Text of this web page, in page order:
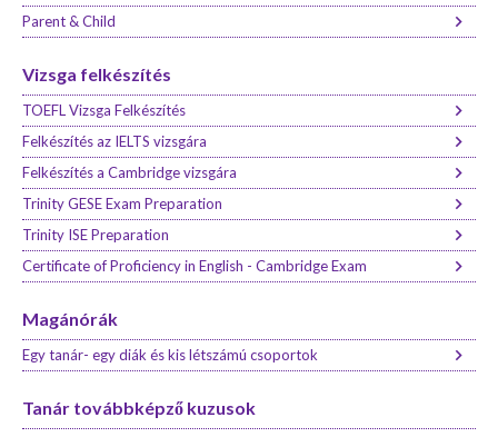
Parent & Child
Vizsga felkészítés
TOEFL Vizsga Felkészítés
Felkészítés az IELTS vizsgára
Felkészítés a Cambridge vizsgára
Trinity GESE Exam Preparation
Trinity ISE Preparation
Certificate of Proficiency in English - Cambridge Exam
Magánórák
Egy tanár- egy diák és kis létszámú csoportok
Tanár továbbképző kuzusok